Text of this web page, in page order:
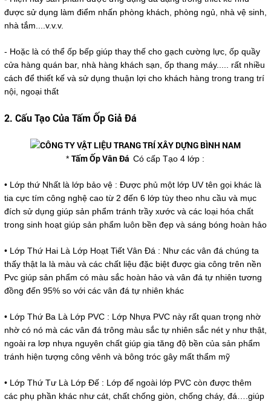
được sử dụng làm điểm nhấn phòng khách, phòng ngủ, nhà vệ sinh,
nhà tắm....v.v.v.
- Hoặc là có thể ốp bếp giúp thay thế cho gạch cường lực, ốp quầy
cửa hàng quán bar, nhà hàng khách sạn, ốp thang máy..... rất nhiều
cách để thiết kế và sử dụng thuận lợi cho khách hàng trong trang trí
nội, ngoại thất
2. Cấu Tạo Của Tấm Ốp Giả Đá
*Tấm Ốp Vân ĐáCó cấp Tạo 4 lớp :
• Lớp thứ Nhất là lớp bảo vệ : Được phủ một lớp UV tên gọi khác là
tia cực tím công nghệ cao từ 2 đến 6 lớp tùy theo nhu cầu và mục
đích sử dụng giúp sản phẩm tránh trầy xước và các loại hóa chất
trong sinh hoạt giúp sản phẩm luôn bền đẹp và sáng bóng hoàn hảo
• Lớp Thứ Hai Là Lớp Hoạt Tiết Vân Đá : Như các vân đá chúng ta
thấy thật la là màu và các chất liệu đặc biệt được gia công trên nền
Pvc giúp sản phẩm có màu sắc hoàn hảo và vân đá tự nhiên tương
đồng đến 95% so với các vân đá tự nhiên khác
• Lớp Thứ Ba Là Lớp PVC : Lớp Nhựa PVC này rất quan trọng nhờ
nhờ có nó mà các vân đá trông màu sắc tự nhiên sắc nét y như thật,
ngoài ra lơp nhựa nguyên chất giúp gia tăng độ bền của sản phẩm
tránh hiện tượng công vênh và bông tróc gây mất thẩm mỹ
• Lớp Thứ Tư Là Lớp Đế : Lớp đế ngoài lớp PVC còn được thêm
các phụ phần khác như cát, chất chống giòn, chống cháy, đá….giúp